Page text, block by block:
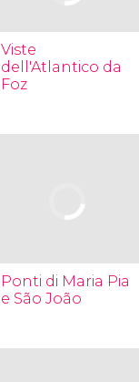
Viste
dell'Atlantico da
Foz
Ponti di Maria Pia
e São João